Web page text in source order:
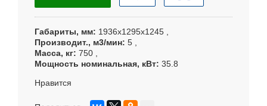
Габариты, мм
1936х1295х1245
Производит., м3/мин 5
Масса, кг 750
Мощность номинальная, кВт 35.8
Нравится